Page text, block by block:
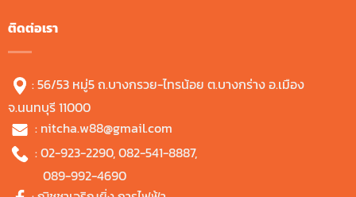
ติดต่อเรา
: 56/53 หมู่5 ถ.บางกรวย-ไทรน้อย ต.บางกร่าง อ.เมือง
จ.นนทบุรี 11000
: nitcha.w88@gmail.com
:02-923-2290,082-541-8887,
089-992-4690